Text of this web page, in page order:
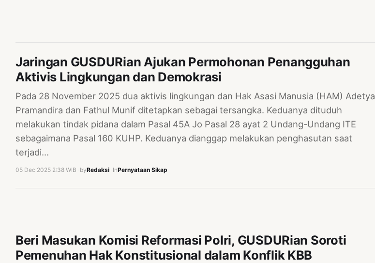
Jaringan GUSDURian Ajukan Permohonan Penangguhan
Aktivis Lingkungan dan Demokrasi
Pada 28 November 2025 dua aktivis lingkungan dan Hak Asasi Manusia (HAM) Adetya
Pramandira dan Fathul Munif ditetapkan sebagai tersangka. Keduanya dituduh
melakukan tindak pidana dalam Pasal 45A Jo Pasal 28 ayat 2 Undang-Undang ITE
sebagaimana Pasal 160 KUHP. Keduanya dianggap melakukan penghasutan saat
terjadi…
05 Dec 2025 2:38 WIB byRedaksi InPernyataan Sikap
Beri Masukan Komisi Reformasi Polri, GUSDURian Soroti
Pemenuhan Hak Konstitusional dalam Konflik KBB